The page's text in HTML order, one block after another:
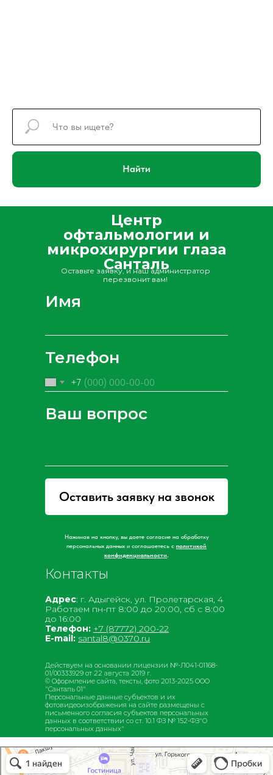
Найти
Центр
офтальмологии и
микрохирургии глаза
Cанталь
Имя
Телефон
+7
Ваш вопрос
Оставить заявку на звонок
Контакты
Адрес: г. Адыгейск, ул. Пролетарская, 4
Работаем пн-пт 8:00 до 20:00, сб с 8:00
до 16:00
Телефон: +7 (87772) 200-22
E-mail: santal8@0370.ru
Действуем на основании лицензии №-Л041-01168-
01/00333929 от 22 августа 2019 г.
© Оформление сайта, тексты, фото 2013-2025 ООО
"Санталь 01"
Персональные данные субъектов и их
фотовидеоизображения на сайте размещены с
письменного согла­сия субъектов персона­льных
данных в соотв­етствии со ст. 10.1 ФЗ № 152-ФЗ"О
персона­льных данных"
Оставьте заявку, и наш администратор
перезвонит вам!
Нажимая на кнопку, вы даете согласие на обработку
персональных данных и соглашаетесь c политикой
конфиденциальности.
Центр офтальмологии и микрохирургии глаза Санталь
Коррекция зрения в Адыгейске
Медцентр, клиника в Адыгейске